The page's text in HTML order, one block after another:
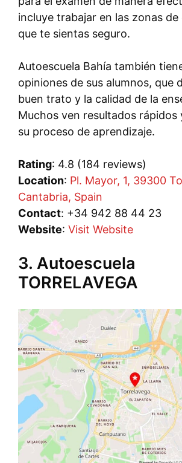
incluye trabajar en las zonas de
que te sientas seguro.
Autoescuela Bahía también
opiniones de sus alumnos, que
buen trato y la calidad de la
Muchos ven resultados rápidos
su proceso de aprendizaje.
Rating: 4.8 (184 reviews)
Location: Pl. Mayor, 1, 39300
Cantabria, Spain
Contact: +34 942 88 44 23
Website: Visit Website
3. Autoescuela
TORRELAVEGA